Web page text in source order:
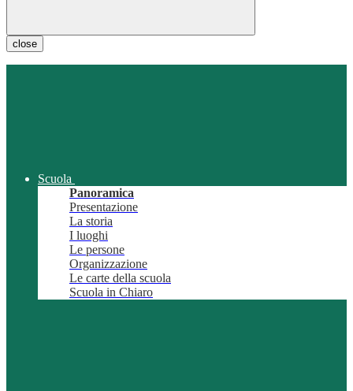
close
Scuola
Panoramica
Presentazione
La storia
I luoghi
Le persone
Organizzazione
Le carte della scuola
Scuola in Chiaro